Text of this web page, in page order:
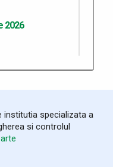
2026
2025
institutia specializata a
si controlul